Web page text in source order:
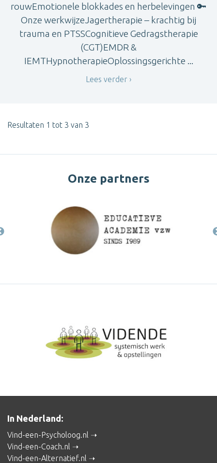
rouwEmotionele blokkades en herbelevingen 🔑
Onze werkwijzeJagertherapie – krachtig bij
trauma en PTSSCognitieve Gedragstherapie
(CGT)EMDR &
IEMTHypnotherapieOplossingsgerichte ...
Lees verder
Resultaten 1 tot 3 van 3
Onze partners
In Nederland:
Vind-een-Psycholoog.nl
Vind-een-Coach.nl
Vind-een-Alternatief.nl